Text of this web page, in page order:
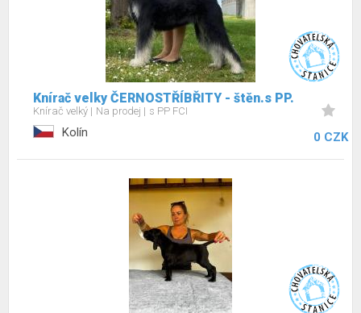
Knírač velky ČERNOSTŘÍBŘITY - štěn.s PP.
Knírač velký Na prodej s PP FCI
Kolín 0 CZK